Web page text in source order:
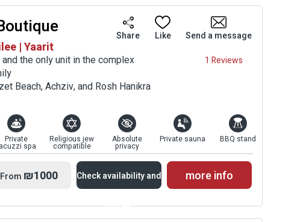
Availability and
Prices
| Yaarit
1 Reviews
the only unit in the complex
Beach, Achziv, and Rosh Hanikra
Share Like Send a message
Private
spa
Religious jew
compatible
Absolute
privacy
Private sauna BBQ stand
From ₪1000 Check availability and
prices
more info